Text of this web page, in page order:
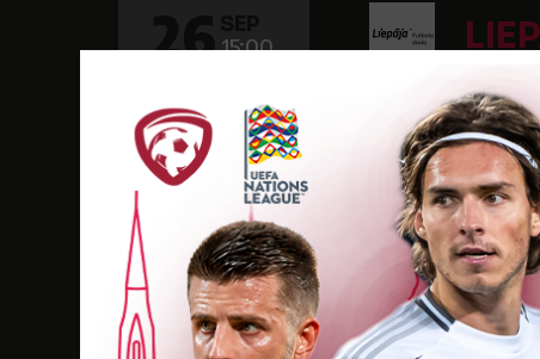
2615:00
Stadions
SESTDIENA
25 SEP
14:00
2021
Latvijas
Stadions